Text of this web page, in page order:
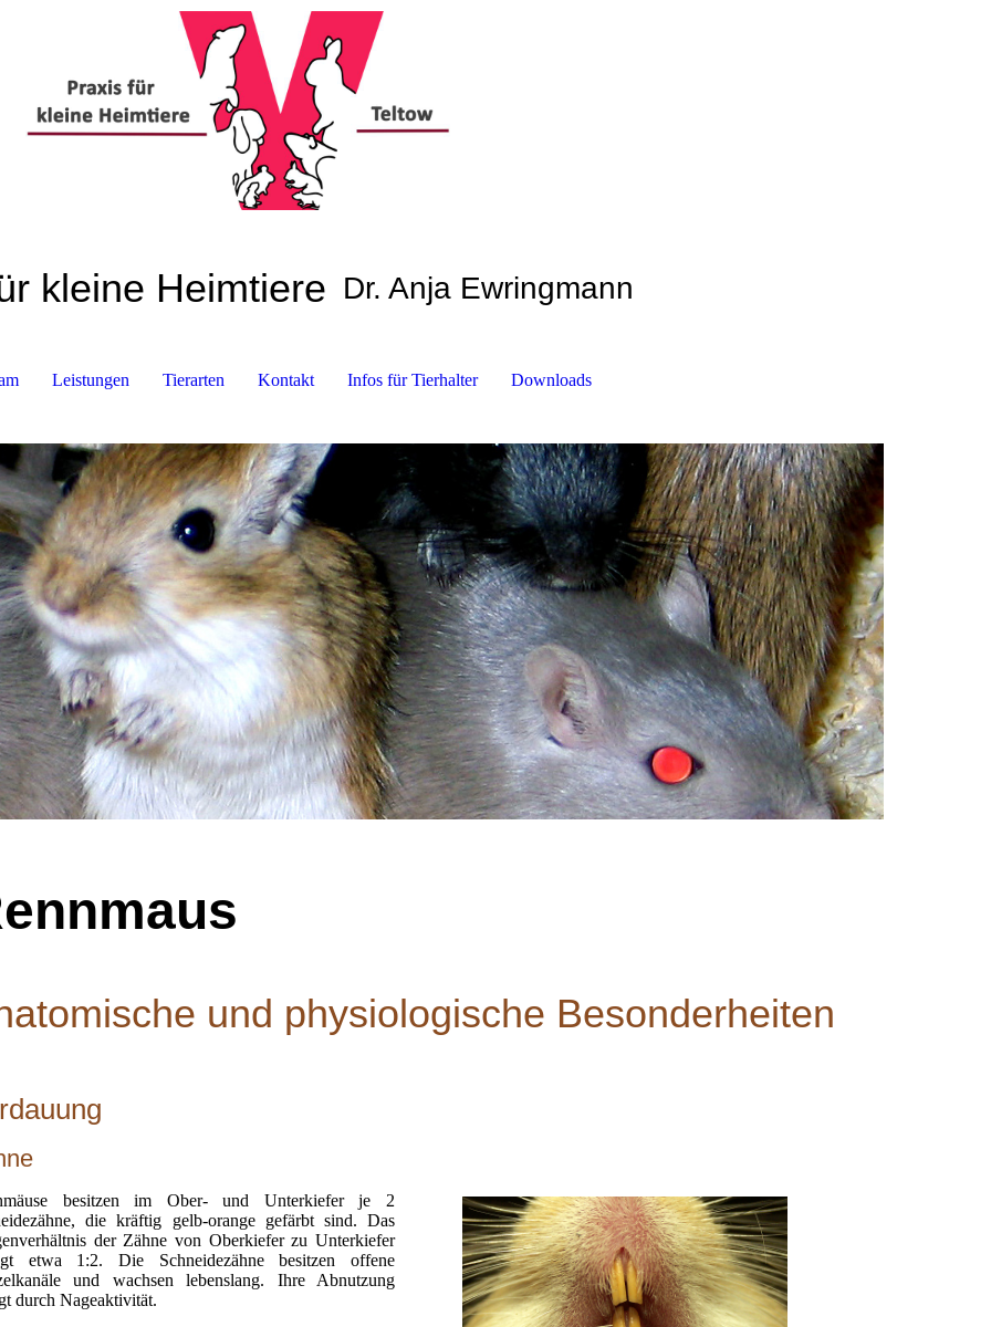
kleine Heimtiere Dr. Anja Ewringmann
Leistungen Tierarten Kontakt Infos für Tierhalter Downloads
und physiologische Besonderheiten
besitzen im Ober- und Unterkiefer je 2
die kräftig gelb-orange gefärbt sind. Das
der Zähne von Oberkiefer zu Unterkiefer
etwa 1:2. Die Schneidezähne besitzen offene
und wachsen lebenslang. Ihre Abnutzung
durch Nageaktivität.